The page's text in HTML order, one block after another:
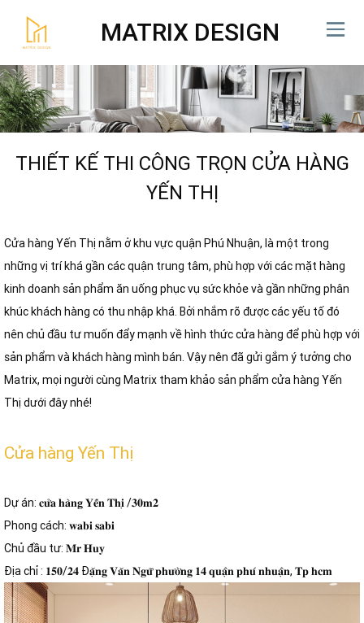
MATRIX DESIGN
THIẾT KẾ THI CÔNG TRỌN CỬA HÀNG
YẾN THỊ
Cửa hàng Yến Thị nằm ở khu vực quận Phú Nhuận, là một trong
những vị trí khá gần các quận trung tâm, phù hợp với các mặt hàng
kinh doanh sản phẩm ăn uống phục vụ sức khỏe và gần những phân
khúc khách hàng có thu nhập khá. Bởi nhắm rõ được các yếu tố đó
nên chủ đầu tư muốn đẩy mạnh về hình thức cửa hàng để phù hợp với
sản phẩm và khách hàng mình bán. Vậy nên đã gửi gắm ý tưởng cho
Matrix, mọi người cùng Matrix tham khảo sản phẩm cửa hàng Yến
Thị dưới đây nhé!
Cửa hàng Yến Thị
Dự án: 𝐜𝐮̛̉𝐚 𝐡𝐚̀𝐧𝐠 𝐘𝐞̂́𝐧 𝐓𝐡𝐢̣ /𝟑𝟎𝐦𝟐
Phong cách: 𝐰𝐚𝐛𝐢 𝐬𝐚𝐛𝐢
Chủ đầu tư: 𝐌𝐫 𝐇𝐮𝐲
Địa chỉ : 𝟏𝟓𝟎/𝟐𝟒 Đ𝐚̣̆𝐧𝐠 𝐕𝐚̆𝐧 𝐍𝐠𝐮̛̃ 𝐩𝐡𝐮̛𝐨̛̀𝐧𝐠 𝟏𝟒 𝐪𝐮𝐚̣̂𝐧 𝐩𝐡𝐮́ 𝐧𝐡𝐮𝐚̣̂𝐧, 𝐓𝐩 𝐡𝐜𝐦